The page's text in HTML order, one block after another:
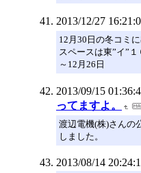
2013/12/27
12月30日の冬コミに
スペースは東”イ”１
～12月26日
2013/09/15
ってますよ。
渡辺電機(株)さんの
しました。
2013/08/14